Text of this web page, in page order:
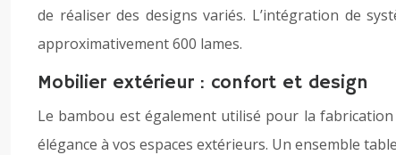
de réaliser des designs variés. L’intégration de
approximativement 600 lames.
Mobilier extérieur : confort et design
Le bambou est également utilisé pour la
élégance à vos espaces extérieurs. Un ensemble